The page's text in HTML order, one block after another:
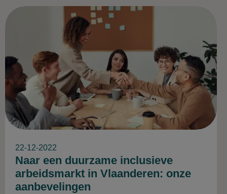
22-12-2022
Naar een duurzame inclusieve
arbeidsmarkt in Vlaanderen: onze
aanbevelingen